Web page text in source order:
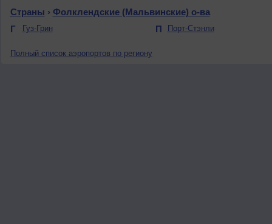
Страны › Фолклендские (Мальвинские) о-ва
Г
Гуз-Грин П Порт-Стэнли
Полный список аэропортов по региону